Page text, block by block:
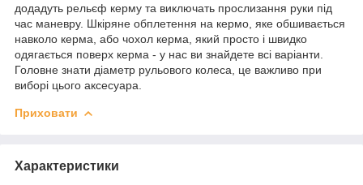
додадуть рельєф керму та виключать прослизання руки під
час маневру. Шкіряне обплетення на кермо, яке обшивається
навколо керма, або чохол керма, який просто і швидко
одягається поверх керма - у нас ви знайдете всі варіанти.
Головне знати діаметр рульового колеса, це важливо при
виборі цього аксесуара.
Приховати
Характеристики